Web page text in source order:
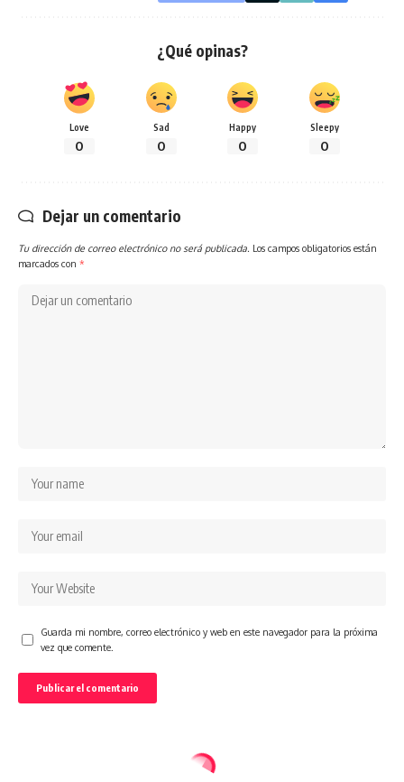
¿Qué opinas?
Love
0
Sad
0
Happy
0
Sleepy
0
Dejar un comentario
Tu dirección de correo electrónico no será publicada. Los campos obligatorios están
marcados con *
Guarda mi nombre, correo electrónico y web en este navegador para la próxima
vez que comente.